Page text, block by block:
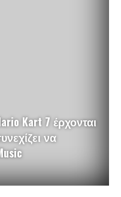
Kart 7 έρχονται
να